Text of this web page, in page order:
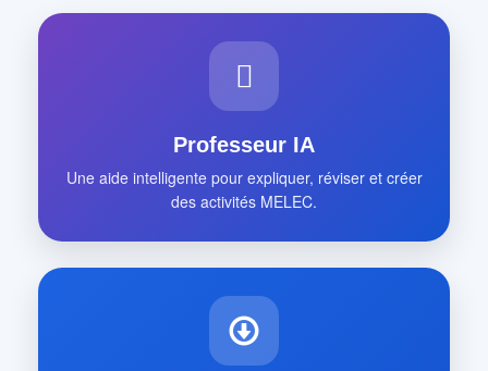
Professeur IA
Une aide intelligente pour expliquer, réviser et créer
des activités MELEC.